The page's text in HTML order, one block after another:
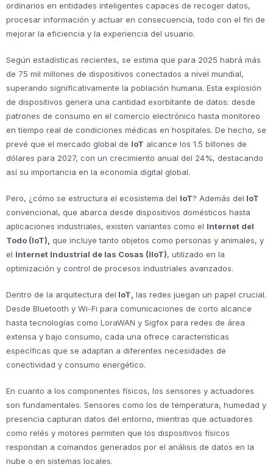
ordinarios en entidades inteligentes capaces de recoger datos,
procesar información y actuar en consecuencia, todo con el fin de
mejorar la eficiencia y la experiencia del usuario.
Según estadísticas recientes, se estima que para 2025 habrá más
de 75 mil millones de dispositivos conectados a nivel mundial,
superando significativamente la población humana. Esta explosión
de dispositivos genera una cantidad exorbitante de datos: desde
patrones de consumo en el comercio electrónico hasta monitoreo
en tiempo real de condiciones médicas en hospitales. De hecho, se
prevé que el mercado global de IoT alcance los 1.5 billones de
dólares para 2027, con un crecimiento anual del 24%, destacando
así su importancia en la economía digital global.
Pero, ¿cómo se estructura el ecosistema del IoT? Además del IoT
convencional, que abarca desde dispositivos domésticos hasta
aplicaciones industriales, existen variantes como el Internet del
Todo (IoT), que incluye tanto objetos como personas y animales, y
el Internet Industrial de las Cosas (IIoT), utilizado en la
optimización y control de procesos industriales avanzados.
Dentro de la arquitectura del IoT, las redes juegan un papel crucial.
Desde Bluetooth y Wi-Fi para comunicaciones de corto alcance
hasta tecnologías como LoraWAN y Sigfox para redes de área
extensa y bajo consumo, cada una ofrece características
específicas que se adaptan a diferentes necesidades de
conectividad y consumo energético.
En cuanto a los componentes físicos, los sensores y actuadores
son fundamentales. Sensores como los de temperatura, humedad y
presencia capturan datos del entorno, mientras que actuadores
como relés y motores permiten que los dispositivos físicos
respondan a comandos generados por el análisis de datos en la
nube o en sistemas locales.